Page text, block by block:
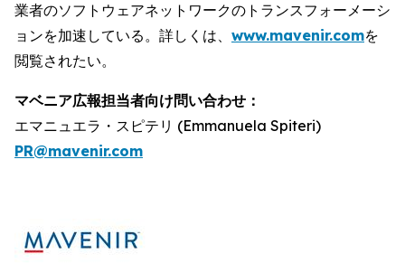
業者のソフトウェアネットワークのトランスフォーメーシ
ョンを加速している。詳しくは、 www.mavenir.comを
閲覧されたい。
マベニア広報担当者向け問い合わせ：
エマニュエラ・スピテリ (Emmanuela Spiteri)
PR@mavenir.com